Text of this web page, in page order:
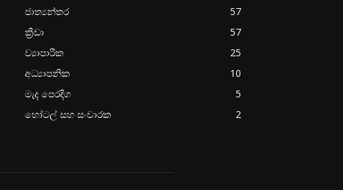
ජාත්‍යන්තර
57
ක්‍රීඩා
57
ව්‍යාපාරික
25
අධ්‍යාපනික
10
මැද පෙරදිග
5
හෝටල් සහ සංචාරක
2